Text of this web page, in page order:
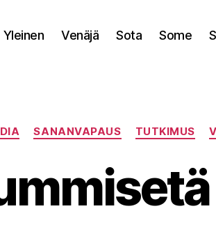
Yleinen Venäjä Sota Some
Kategoriat
SANANVAPAUS TUTKIMUS